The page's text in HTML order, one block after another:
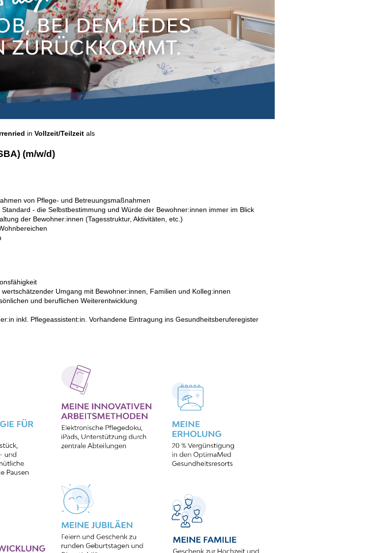
in Vollzeit/Teilzeit als
(m/w/d)
von Pflege- und Betreuungsmaßnahmen
- die Selbstbestimmung und Würde der Bewohner:innen immer im Blick
der Bewohner:innen (Tagesstruktur, Aktivitäten, etc.)
Umgang mit Bewohner:innen, Familien und Kolleg:innen
und beruflichen Weiterentwicklung
inkl. Pflegeassistent:in. Vorhandene Eintragung ins Gesundheitsberuferegister